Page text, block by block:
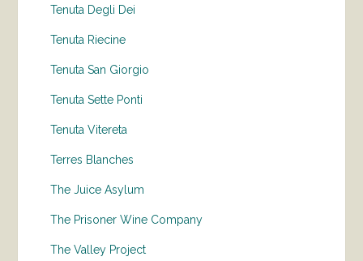
Tenuta Degli Dei
Tenuta Riecine
Tenuta San Giorgio
Tenuta Sette Ponti
Tenuta Vitereta
Terres Blanches
The Juice Asylum
The Prisoner Wine Company
The Valley Project